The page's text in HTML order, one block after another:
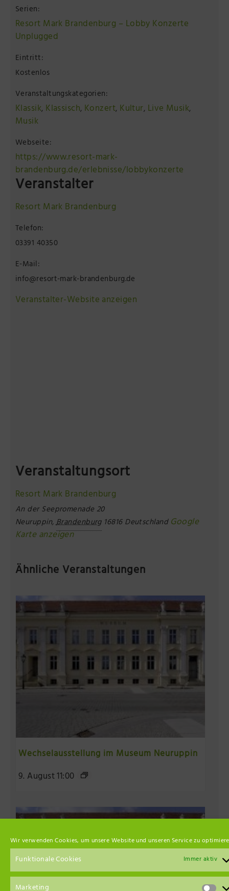
Wir verwenden Cookies, um unsere Website und unseren Service zu
Funktionale Cookies Immer aktiv
Marketing
Serien:
Resort Mark Brandenburg – Lobby Konzerte
Unplugged
Eintritt:
Kostenlos
Veranstaltungskategorien:
Klassik, Klassisch, Konzert, Kultur, Live Musik,
Musik
Webseite:
https://www.resort-mark-
brandenburg.de/erlebnisse/lobbykonzerte
Veranstalter
Resort Mark Brandenburg
Telefon:
03391 40350
E-Mail:
info@resort-mark-brandenburg.de
Veranstalter-Website anzeigen
Veranstaltungsort
Resort Mark Brandenburg
An der Seepromenade 20
Neuruppin,Brandenburg 16816Deutschland Google
Karte anzeigen
Ähnliche Veranstaltungen
Wechselausstellung im Museum Neuruppin
9. August 11:00